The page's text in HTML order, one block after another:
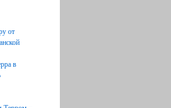
от
в